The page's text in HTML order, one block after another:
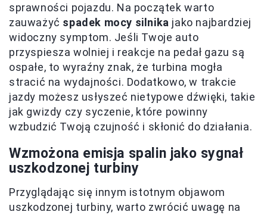
sprawności pojazdu. Na początek warto
zauważyć spadek mocy silnika jako najbardziej
widoczny symptom. Jeśli Twoje auto
przyspiesza wolniej i reakcje na pedał gazu są
ospałe, to wyraźny znak, że turbina mogła
stracić na wydajności. Dodatkowo, w trakcie
jazdy możesz usłyszeć nietypowe dźwięki, takie
jak gwizdy czy syczenie, które powinny
wzbudzić Twoją czujność i skłonić do działania.
Wzmożona emisja spalin jako sygnał
uszkodzonej turbiny
Przyglądając się innym istotnym objawom
uszkodzonej turbiny, warto zwrócić uwagę na